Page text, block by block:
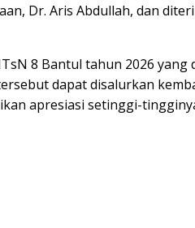
Dr. Aris Abdullah, dan
8 Bantul tahun 2026 yang
dapat disalurkan
apresiasi setinggi-